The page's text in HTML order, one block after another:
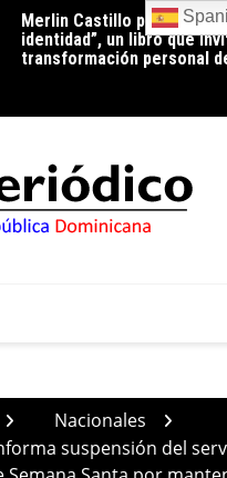
Merlin Castillo presenta
identidad”, un libro que
transformación personal
Periodista Vicente Méndez
del alcalde de Santo
Francisco Peña, por
Nacionales
suspensión del